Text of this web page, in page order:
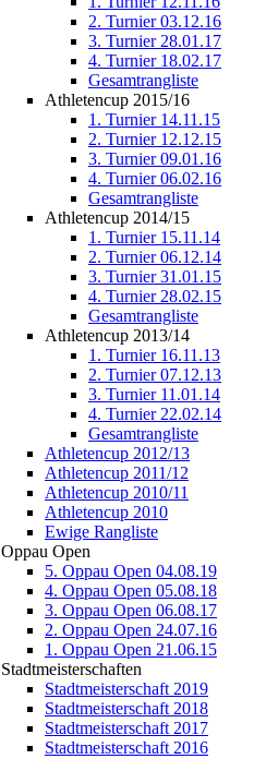
2. Turnier 03.12.16
3. Turnier 28.01.17
4. Turnier 18.02.17
Gesamtrangliste
Athletencup 2015/16
1. Turnier 14.11.15
2. Turnier 12.12.15
3. Turnier 09.01.16
4. Turnier 06.02.16
Gesamtrangliste
Athletencup 2014/15
1. Turnier 15.11.14
2. Turnier 06.12.14
3. Turnier 31.01.15
4. Turnier 28.02.15
Gesamtrangliste
Athletencup 2013/14
1. Turnier 16.11.13
2. Turnier 07.12.13
3. Turnier 11.01.14
4. Turnier 22.02.14
Gesamtrangliste
Athletencup 2012/13
Athletencup 2011/12
Athletencup 2010/11
Athletencup 2010
Ewige Rangliste
Oppau Open
5. Oppau Open 04.08.19
4. Oppau Open 05.08.18
3. Oppau Open 06.08.17
2. Oppau Open 24.07.16
1. Oppau Open 21.06.15
Stadtmeisterschaften
Stadtmeisterschaft 2019
Stadtmeisterschaft 2018
Stadtmeisterschaft 2017
Stadtmeisterschaft 2016